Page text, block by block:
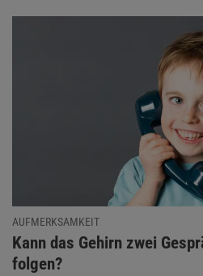
AUFMERKSAMKEIT
:
Kann das Gehirn zwei
folgen?